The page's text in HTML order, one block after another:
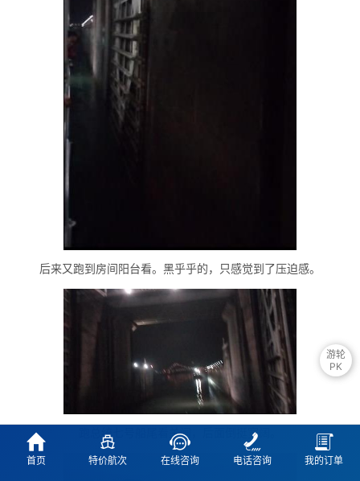
后来又跑到房间阳台看。黑乎乎的，只感觉到了压迫感。
跑总统七号船尾看关闸，后面倒挺宽阔。

首页

特价航次

在线咨询

电话咨询

我的订单
游轮
PK